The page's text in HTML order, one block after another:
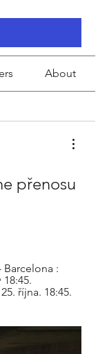
About
přenosu
:
18:45.
října. 18:45.